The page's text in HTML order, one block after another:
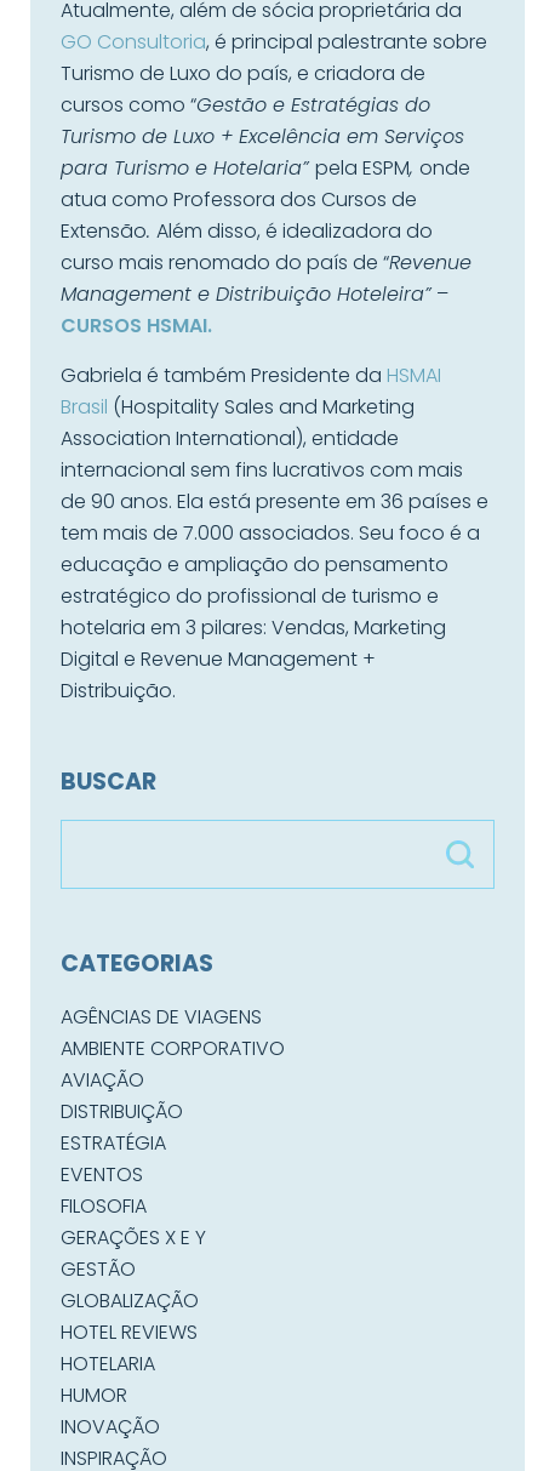
Atualmente, além de sócia proprietária da
GO Consultoria, é principal palestrante sobre
Turismo de Luxo do país, e criadora de
cursos como “Gestão e Estratégias do
Turismo de Luxo + Excelência em Serviços
para Turismo e Hotelaria”pela ESPM, onde
atua como Professora dos Cursos de
Extensão. Além disso, é idealizadora do
curso mais renomado do país de “Revenue
Management e Distribuição Hoteleira”–
CURSOS HSMAI.
Gabriela é também Presidente da HSMAI
Brasil (Hospitality Sales and Marketing
Association International), entidade
internacional sem fins lucrativos com mais
de 90 anos. Ela está presente em 36 países e
tem mais de 7.000 associados. Seu foco é a
educação e ampliação do pensamento
estratégico do profissional de turismo e
hotelaria em 3 pilares: Vendas, Marketing
Digital e Revenue Management +
Distribuição.
BUSCAR
CATEGORIAS
AGÊNCIAS DE VIAGENS
AMBIENTE CORPORATIVO
AVIAÇÃO
DISTRIBUIÇÃO
ESTRATÉGIA
EVENTOS
FILOSOFIA
GERAÇÕES X E Y
GESTÃO
GLOBALIZAÇÃO
HOTEL REVIEWS
HOTELARIA
HUMOR
INOVAÇÃO
INSPIRAÇÃO